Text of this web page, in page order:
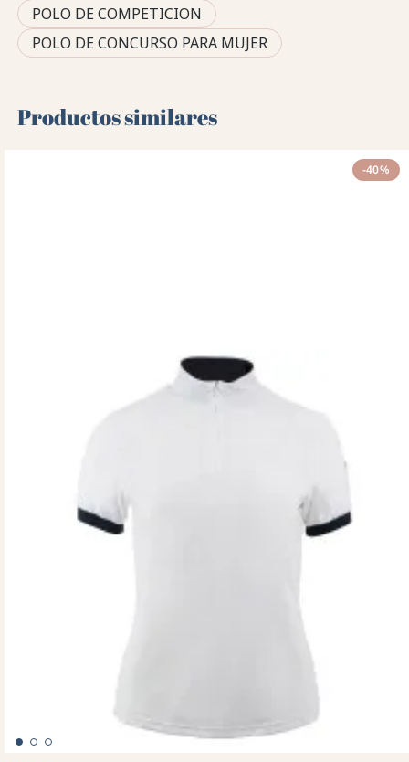
POLO DE COMPETICION
POLO DE CONCURSO PARA MUJER
Productos similares
-40%